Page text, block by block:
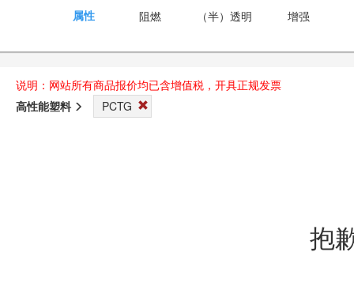
属性 阻燃 （半）透明 增强
说明：网站所有商品报价均已含增值税，开具正规发票
高性能塑料
PCTG
抱